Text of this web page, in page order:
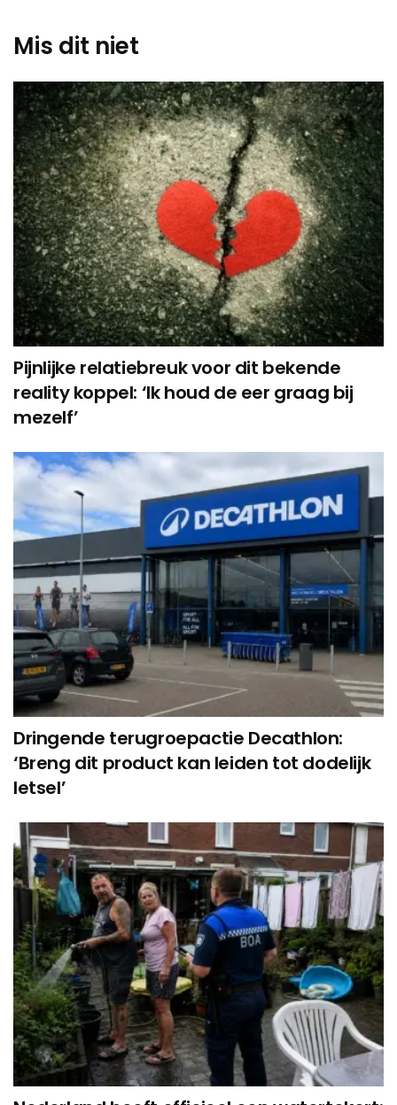
Mis dit niet
Pijnlijke relatiebreuk voor dit bekende
reality koppel: ‘Ik houd de eer graag bij
mezelf’
Dringende terugroepactie Decathlon:
‘Breng dit product kan leiden tot dodelijk
letsel’